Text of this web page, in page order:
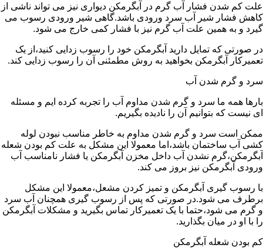
علت کم شدن فشار آب گرم در آبگرمکن دیواری نیز می تواند ناشی از
کاهش فشار شیر آب سرد ورودی باشد.گاهی شیر ورودی رسوب می
گیرد و به همین علت آب گرم نیز با فشار کمی خارج می شود.
در صورتی که تمایل دارید آبگرمکن خود را رسوب زدایی کنید،از یک
تعمیرکار آبگرمکن بخواهید به روش مطمئنی آن را رسوب زدایی کند.
سرد و گرم شدن آب
بارها همه ما سرد و گرم شدن مداوم آب را تجربه کرده ایم و مسئله
ای نیست که بتوانیم آن را نادیده بگیریم.
ممکن است سرد و گرم شدن مداوم به خاطر مناسب نبودن لوله
کشی آب ساختمان باشد،اما معمولا این مشکل به علت کم بودن شعله
آبگرمکن،گرم نشدن آب داخل مخزن آبگرمکن یا فشار نامناسب آب
ورودی آبگرمکن نیز بروز می کند.
با رسوب گیری آبگرمکن و تمیز کردن مشعل،معمولا این مشکل
برطرف می شود.در صورتی که پس از رسوب گیری همچنان آب سرد
و گرم می شود،حتما با یک تعمیرکار تماس بگیرید و مشکلات آبگرمکن
را با او در میان بگذارید.
کم بودن شعله آبگرمکن